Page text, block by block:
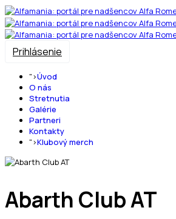
Prihlásenie
">Úvod
O nás
Stretnutia
Galérie
Partneri
Kontakty
">Klubový merch
Abarth Club AT